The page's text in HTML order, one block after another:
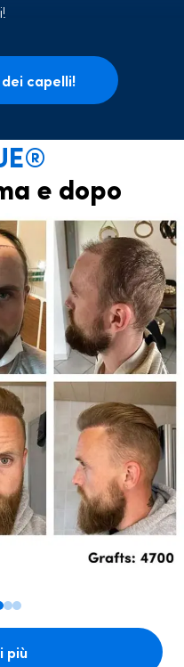
capelli!
e dopo
più